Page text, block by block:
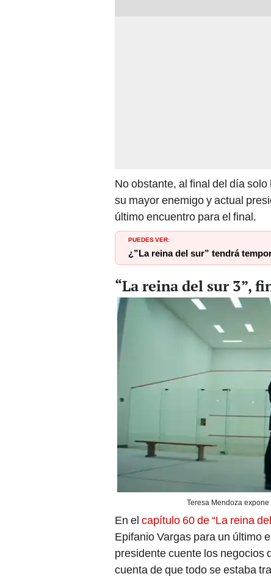
No obstante, al final del día
su mayor enemigo y actual
último encuentro para el final.
PUEDES VER:
¿”La reina del sur” tendrá
“La reina del sur 3”,
Teresa Mendoza
En el capítulo 60 de “La reina
Epifanio Vargas para un último
presidente cuente los negocios
cuenta de que todo se estaba